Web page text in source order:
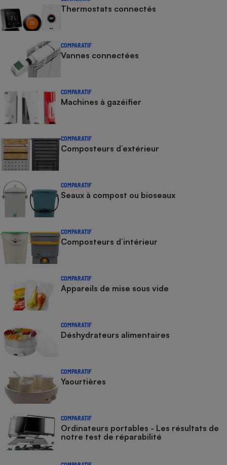
Thermostats connectés
COMPARATIF
Vannes connectées
COMPARATIF
Machines à gazéifier
COMPARATIF
Composteurs d’extérieur
COMPARATIF
Seaux à compost ou bioseaux
COMPARATIF
Composteurs d’intérieur
COMPARATIF
Appareils de mise sous vide
COMPARATIF
Déshydrateurs alimentaires
COMPARATIF
Yaourtières
COMPARATIF
Ordinateurs portables - Les résultats de
notre test de réparabilité